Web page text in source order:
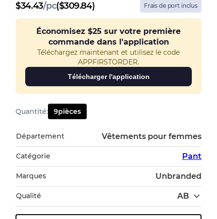
$34.43/pc($309.84) Frais de port inclus
Économisez $25 sur votre première
commande dans l'application
Téléchargez maintenant et utilisez le code
APPFIRSTORDER.
Télécharger l'application
Quantité: 9pièces
Département Vêtements pour femmes
Catégorie Pant
Marques Unbranded
Qualité AB